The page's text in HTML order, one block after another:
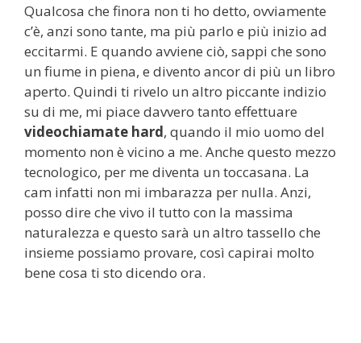
Qualcosa che finora non ti ho detto, ovviamente
c’è, anzi sono tante, ma più parlo e più inizio ad
eccitarmi. E quando avviene ciò, sappi che sono
un fiume in piena, e divento ancor di più un libro
aperto. Quindi ti rivelo un altro piccante indizio
su di me, mi piace davvero tanto effettuare
videochiamate hard, quando il mio uomo del
momento non è vicino a me. Anche questo mezzo
tecnologico, per me diventa un toccasana. La
cam infatti non mi imbarazza per nulla. Anzi,
posso dire che vivo il tutto con la massima
naturalezza e questo sarà un altro tassello che
insieme possiamo provare, così capirai molto
bene cosa ti sto dicendo ora.